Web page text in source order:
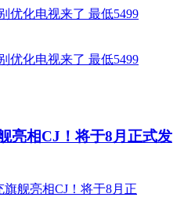
亮相CJ！将于8月正式发